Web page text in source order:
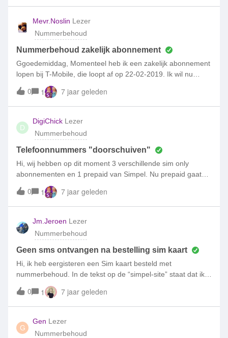
gebeurd? Anders ben ik tijdelijk niet bereikbaar. Groetjes
Mevr.Noslin Lezer
Nummerbehoud
Nummerbehoud zakelijk abonnement
Ggoedemiddag, Momenteel heb ik een zakelijk abonnement
lopen bij T-Mobile, die loopt af op 22-02-2019. Ik wil nu
graag bij Simpel een abonnement afsluiten. Kan ik mijn
nummer meenemen? Want ik zie nergens, op de site een
optie om aan te geven dat mijn huidig abonnement afloopt.
0 1 7 jaar geleden
D
DigiChick Lezer
Nummerbehoud
Telefoonnummers "doorschuiven"
Hi, wij hebben op dit moment 3 verschillende sim only
abonnementen en 1 prepaid van Simpel. Nu prepaid gaat
stoppen, wil ik dat omzetten in een 4e abonnement. Maar nu
komt het: Ik wil een nieuw abonnement afsluiten en dat
koppelen aan het telefoonnummer van één van de al
bestaande abonnementen en het nummer van de prepaid
kaart koppelen aan het bestaande abonnement. (Mijn
jongste kind, met prepaid, moet het goedkoopste
abonnement gaan krijgen en de oudste gaat een
beter/hoger abonnement krijgen). Is dat mogelijk en hoe
geef ik dat dan aan?
0 1 7 jaar geleden
Jm.Jeroen Lezer
Nummerbehoud
Geen sms ontvangen na bestelling sim kaart
Hi, ik heb eergisteren een Sim kaart besteld met
nummerbehoud. In de tekst op de “simpel-site” staat dat ik
een sms zou ontvangen op dit nummer om het nummer te
verifiëren. Ik heb echter geen sms ontvangen. Gaat dit wel
goed? Groet, Jeroen
0 1 7 jaar geleden
G
Gen Lezer
Nummerbehoud